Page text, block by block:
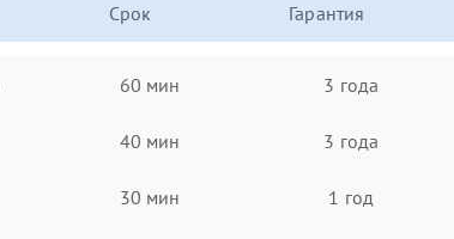
Срок Гарантия
60 мин 3 года
40 мин 3 года
30 мин 1 год